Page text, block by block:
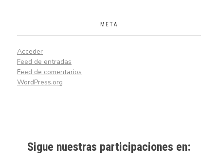
META
Acceder
Feed de entradas
Feed de comentarios
WordPress.org
Sigue nuestras participaciones en: